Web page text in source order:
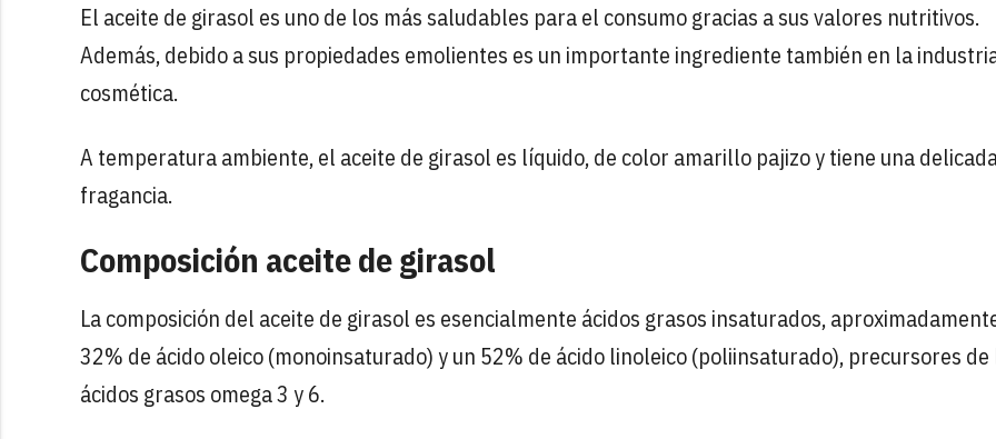
El aceite de girasol es uno de los más saludables para el consumo gracias a sus valores nutritivos.
Además, debido a sus propiedades emolientes es un importante ingrediente también en la
cosmética.
A temperatura ambiente, el aceite de girasol es líquido, de color amarillo pajizo y tiene una
fragancia.
Composición aceite de girasol
La composición del aceite de girasol es esencialmente ácidos grasos insaturados,
32% de ácido oleico (monoinsaturado) y un 52% de ácido linoleico (poliinsaturado), precursores de
ácidos grasos omega 3 y 6.